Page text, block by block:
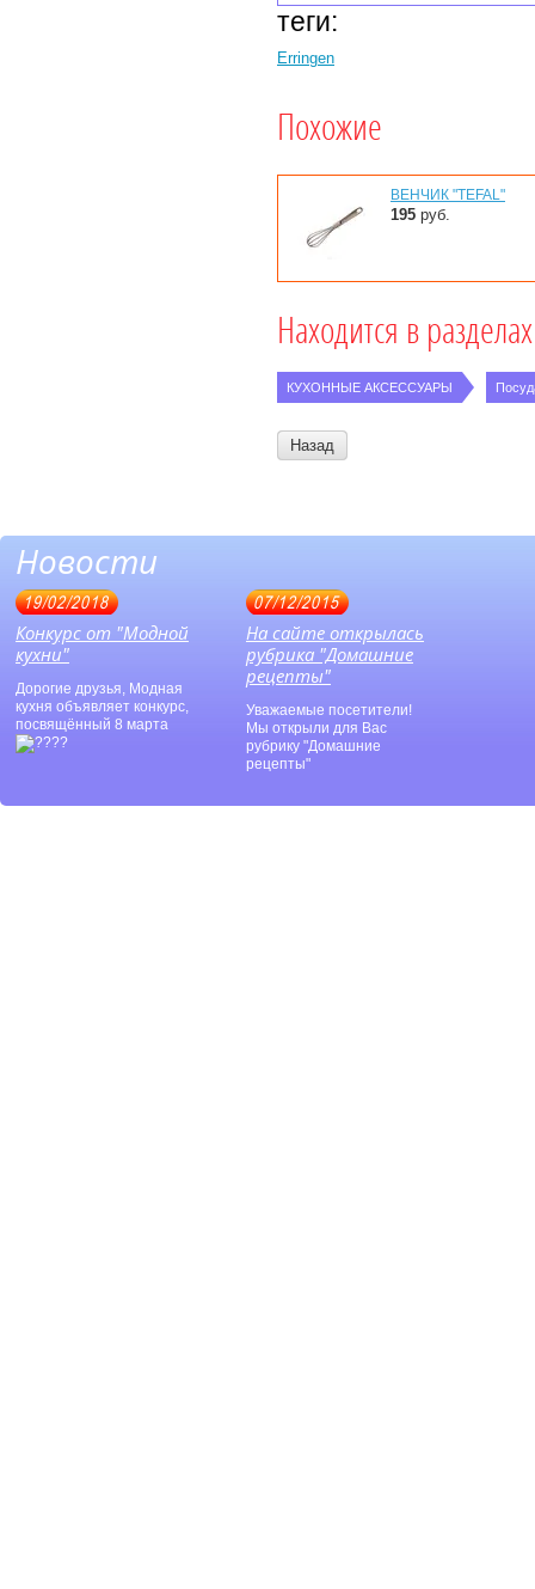
теги:
Erringen
Похожие
ВЕНЧИК "TEFAL"
195 руб.
Находится в разделах
КУХОННЫЕ АКСЕССУАРЫ
Назад
Новости
19/02/2018
Конкурс от "Модной
кухни"
Дорогие друзья, Модная
кухня объявляет конкурс,
посвящённый 8 марта
07/12/2015
На сайте открылась
рубрика "Домашние
рецепты"
Уважаемые посетители!
Мы открыли для Вас
рубрику "Домашние
рецепты"